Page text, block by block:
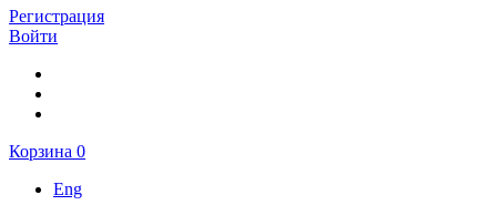
Регистрация
Войти
Корзина 0
Eng